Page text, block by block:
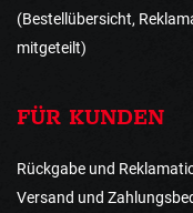
(Bestellübersicht,
mitgeteilt)
FÜR KUNDEN
Rückgabe und
Versand und